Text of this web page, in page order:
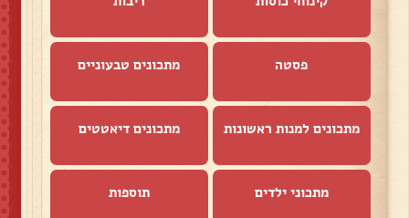
פסטה מתכונים טבעוניים
מתכונים למנות ראשונות מתכונים דיאטטים
מתכוני ילדים תוספות